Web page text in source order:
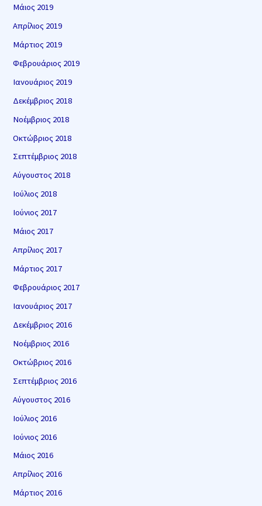
Μάιος 2019
Απρίλιος 2019
Μάρτιος 2019
Φεβρουάριος 2019
Ιανουάριος 2019
Δεκέμβριος 2018
Νοέμβριος 2018
Οκτώβριος 2018
Σεπτέμβριος 2018
Αύγουστος 2018
Ιούλιος 2018
Ιούνιος 2017
Μάιος 2017
Απρίλιος 2017
Μάρτιος 2017
Φεβρουάριος 2017
Ιανουάριος 2017
Δεκέμβριος 2016
Νοέμβριος 2016
Οκτώβριος 2016
Σεπτέμβριος 2016
Αύγουστος 2016
Ιούλιος 2016
Ιούνιος 2016
Μάιος 2016
Απρίλιος 2016
Μάρτιος 2016